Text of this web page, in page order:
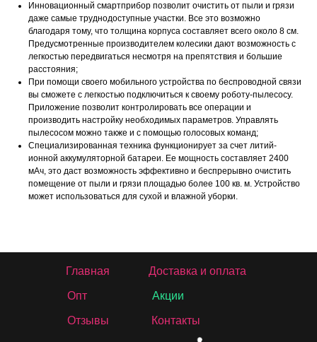
Инновационный смартприбор позволит очистить от пыли и грязи
даже самые труднодоступные участки. Все это возможно
благодаря тому, что толщина корпуса составляет всего около 8 см.
Предусмотренные производителем колесики дают возможность с
легкостью передвигаться несмотря на препятствия и большие
расстояния;
При помощи своего мобильного устройства по беспроводной связи
вы сможете с легкостью подключиться к своему роботу-пылесосу.
Приложение позволит контролировать все операции и
производить настройку необходимых параметров. Управлять
пылесосом можно также и с помощью голосовых команд;
Специализированная техника функционирует за счет литий-
ионной аккумуляторной батареи. Ее мощность составляет 2400
мАч, это даст возможность эффективно и беспрерывно очистить
помещение от пыли и грязи площадью более 100 кв. м. Устройство
может использоваться для сухой и влажной уборки.
Главная Доставка и оплата
Опт
Отзывы
Акции
Контакты